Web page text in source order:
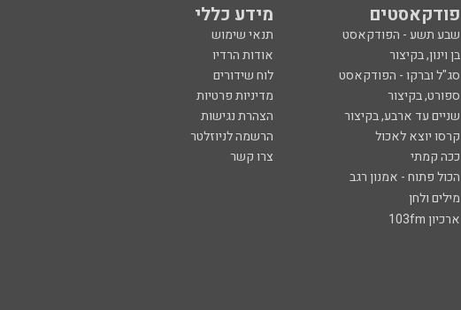
פודקאסטים מידע כללי
שבע תשע - הפודקאסט
תנאי שימוש
בן וינון, בקיצור
אודות הרדיו
סג"ל וברקו - הפודקאסט
לוח שידורים
ספורט, בקיצור
מדיניות פרטיות
שניים עד ארבע, בקיצור
הצהרת נגישות
קרסו יוצא לאכול
הרשמה לניוזלטר
ככה קמתי
צרו קשר
הכול פתוח - אמנון רגב
מילים ולחן
ארכיון 103fm